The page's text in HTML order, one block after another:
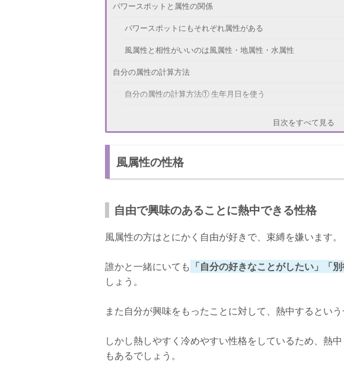
パワースポットと属性の関係
パワースポットにもそれぞれ属性がある
風属性と相性がいいのは風属性・地属性・水属性
自分の属性の計算方法
自分の属性の計算方法① 生年月日を使う
風属性の最強パワースポット
東北・関東地方
中部・関西地方
目次をすべて見る
風属性の性格
自由で興味のあることに熱中できる性格
風属性の方はとにかく自由が好きで、束縛を嫌います。
誰かと一緒にいても 「自分の好きなことがしたい」「別
しょう。
また自分が興味をもったことに対して、熱中するという
しかし熱しやすく冷めやすい性格をしているため、熱
もあるでしょう。